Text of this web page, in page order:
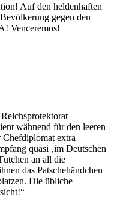
Auf den heldenhaften
gegen den
Venceremos!
wähnend für den leeren
Chefdiplomat extra
quasi ‚im Deutschen
an all die
das Patschehändchen
Die übliche